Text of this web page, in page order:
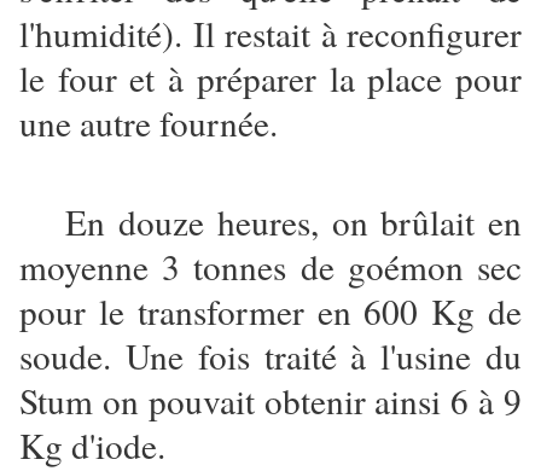
l'humidité). Il restait à reconfigurer
le four et à préparer la place pour
une autre fournée.
En douze heures, on brûlait en
moyenne 3 tonnes de goémon sec
pour le transformer en 600 Kg de
soude. Une fois traité à l'usine du
Stum on pouvait obtenir ainsi 6 à 9
Kg d'iode.